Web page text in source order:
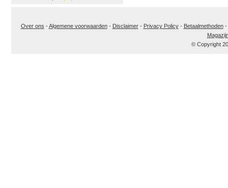
Over ons -Algemene voorwaarden- Disclaimer- Privacy Policy- Betaalmethoden-
© Copyright